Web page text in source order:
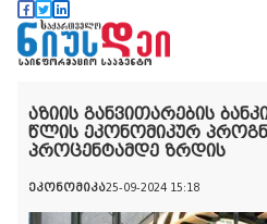
აზიის განვითარების
წლის ეკონომიკურ
პროცენტამდე ზრდის
ეკონომიკა25-09-2024 15:18